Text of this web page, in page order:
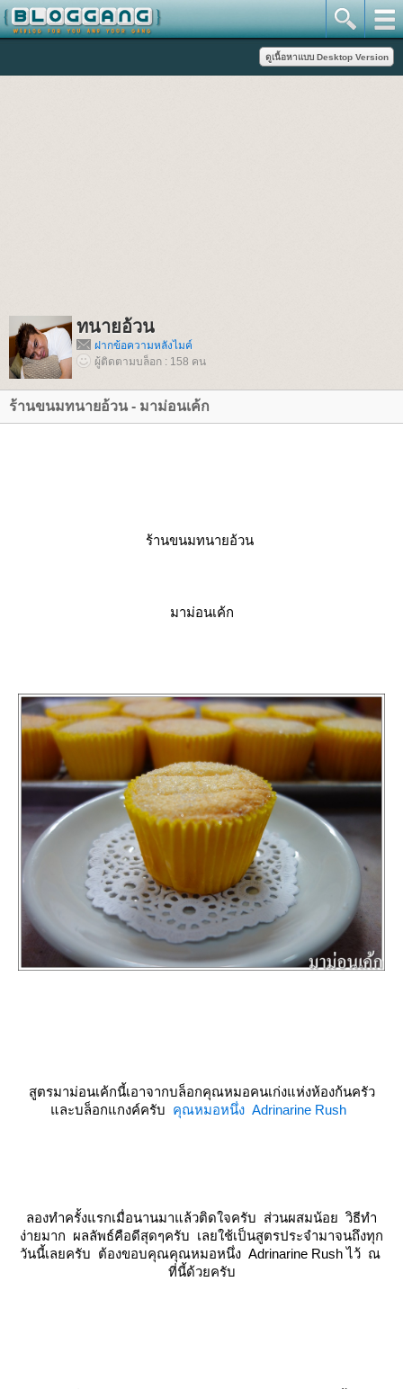
ทนายอ้วน
ฝากข้อความหลังไมค์
ผู้ติดตามบล็อก : 158 คน
ร้านขนมทนายอ้วน - มาม่อนเค้ก
ร้านขนมทนายอ้วน
มาม่อนเค้ก
สูตรมาม่อนเค้กนี้เอาจากบล็อกคุณหมอคนเก่งแห่งห้องก้นครัว
ละบล็อกแกงค์ครับ คุณหมอหนึ่ง Adrinarine Rush
ลองทำครั้งแรกเมื่อนานมาแล้วติดใจครับ ส่วนผสมน้อย วิธีทำ
ง่ายมาก ผลลัพธ์คือดีสุดๆครับ เลยใช้เป็นสูตรประจำมาจนถึงทุก
วันนี้เลยครับ ต้องขอบคุณคุณหมอหนึ่ง Adrinarine Rush ไว้ ณ
ที่นี้ด้วยครับ